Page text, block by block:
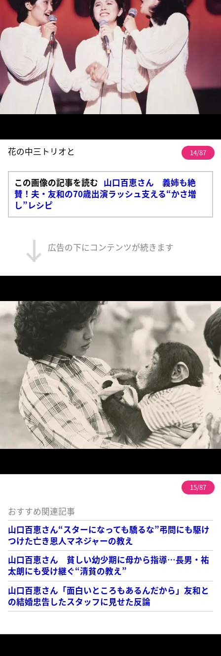
花の中三トリオと 14/87
この画像の記事を読む 山口百恵さん 義姉も絶
賛！夫・友和の70歳出演ラッシュ支える“かさ増
し”レシピ
広告の下にコンテンツが続きます
15/87
おすすめ関連記事
山口百恵さん“スターになっても驕るな”弔問にも駆け
つけた亡き恩人マネジャーの教え
山口百恵さん 貧しい幼少期に母から指導…長男・祐
太朗にも受け継ぐ“清貧の教え”
山口百恵さん「面白いところもあるんだから」友和と
の結婚忠告したスタッフに見せた反論